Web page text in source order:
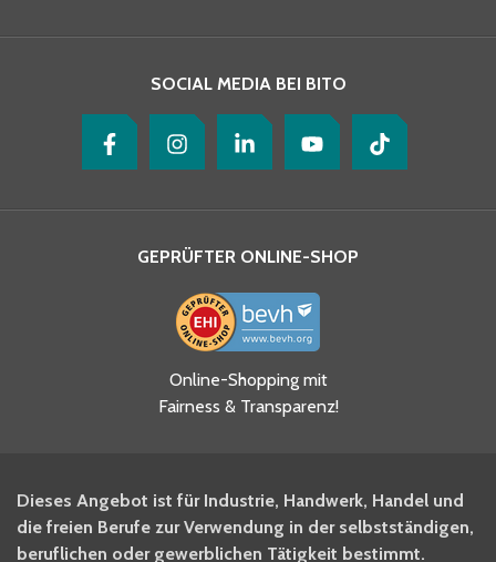
Ja, ich habe die
Datenschutzhinweise gelesen
und akzeptiere diese.
BITO Newsletter Fachwissen
Intralogistiker anmelden.
SOCIAL MEDIA BEI BITO
GEPRÜFTER ONLINE-SHOP
Online-Shopping mit
Fairness & Transparenz!
Dieses Angebot ist für Industrie, Handwerk, Handel und
die freien Berufe zur Verwendung in der selbstständigen,
beruflichen oder gewerblichen Tätigkeit bestimmt.